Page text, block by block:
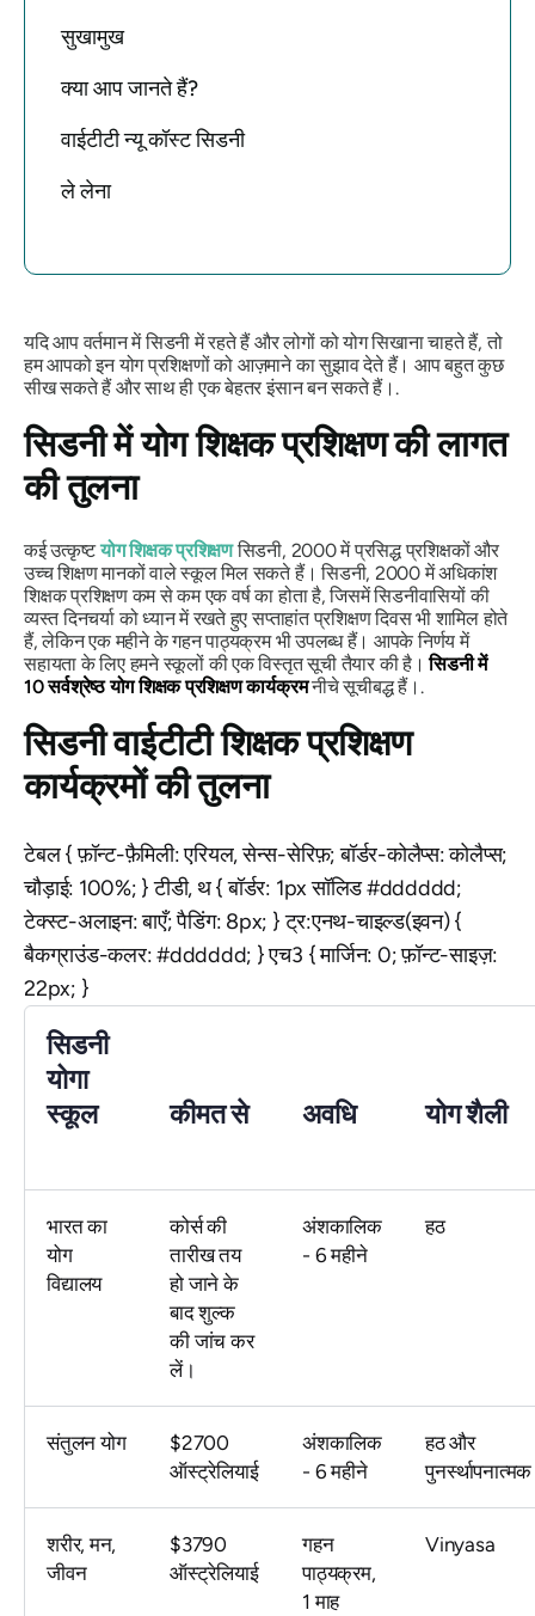
सुखामुख
क्या आप जानते हैं?
वाईटीटी न्यू कॉस्ट सिडनी
ले लेना
यदि आप वर्तमान में सिडनी में रहते हैं और लोगों को योग सिखाना चाहते हैं, तो
हम आपको इन योग प्रशिक्षणों को आज़माने का सुझाव देते हैं। आप बहुत कुछ
सीख सकते हैं और साथ ही एक बेहतर इंसान बन सकते हैं।.
सिडनी में योग शिक्षक प्रशिक्षण की लागत
की तुलना
कई उत्कृष्टयोग शिक्षक प्रशिक्षणसिडनी, 2000 में प्रसिद्ध प्रशिक्षकों और
उच्च शिक्षण मानकों वाले स्कूल मिल सकते हैं। सिडनी, 2000 में अधिकांश
शिक्षक प्रशिक्षण कम से कम एक वर्ष का होता है, जिसमें सिडनीवासियों की
व्यस्त दिनचर्या को ध्यान में रखते हुए सप्ताहांत प्रशिक्षण दिवस भी शामिल होते
हैं, लेकिन एक महीने के गहन पाठ्यक्रम भी उपलब्ध हैं। आपके निर्णय में
सहायता के लिए हमने स्कूलों की एक विस्तृत सूची तैयार की है।सिडनी में
10 सर्वश्रेष्ठ योग शिक्षक प्रशिक्षण कार्यक्रमनीचे सूचीबद्ध हैं।.
सिडनी वाईटीटी शिक्षक प्रशिक्षण
कार्यक्रमों की तुलना
टेबल { फ़ॉन्ट-फ़ैमिली: एरियल, सेन्स-सेरिफ़; बॉर्डर-कोलैप्स: कोलैप्स;
चौड़ाई: 100%; } टीडी, थ { बॉर्डर: 1px सॉलिड #dddddd;
टेक्स्ट-अलाइन: बाएँ; पैडिंग: 8px; } ट्र:एनथ-चाइल्ड(इवन) {
बैकग्राउंड-कलर: #dddddd; } एच3 { मार्जिन: 0; फ़ॉन्ट-साइज़:
22px; }
सिडनी
योगा
स्कूल
कीमत से अवधि योग शैली
भारत का
योग
विद्यालय
कोर्स की
तारीख तय
हो जाने के
बाद शुल्क
की जांच कर
लें।
अंशकालिक
- 6 महीने
हठ
संतुलन योग
$2700
ऑस्ट्रेलियाई
अंशकालिक
- 6 महीने
हठ और
पुनर्स्थापनात्मक
शरीर, मन,
जीवन
$3790
ऑस्ट्रेलियाई
गहन
पाठ्यक्रम,
1 माह
Vinyasa